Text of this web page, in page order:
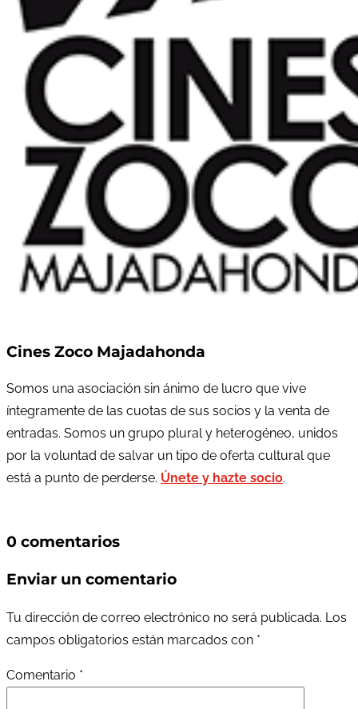
Cines Zoco Majadahonda
Somos una asociación sin ánimo de lucro que vive
íntegramente de las cuotas de sus socios y la venta de
entradas. Somos un grupo plural y heterogéneo, unidos
por la voluntad de salvar un tipo de oferta cultural que
está a punto de perderse. Únete y hazte socio.
0 comentarios
Enviar un comentario
Tu dirección de correo electrónico no será publicada. Los
campos obligatorios están marcados con *
Comentario *